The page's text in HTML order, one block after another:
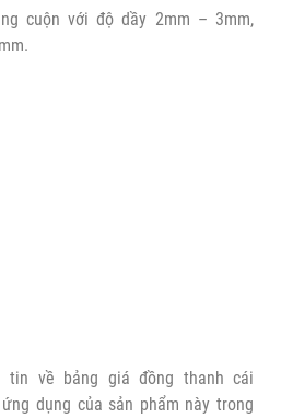
cuộn với độ dầy 2mm – 3mm,
tin về bảng giá đồng thanh cái
dụng của sản phẩm này trong